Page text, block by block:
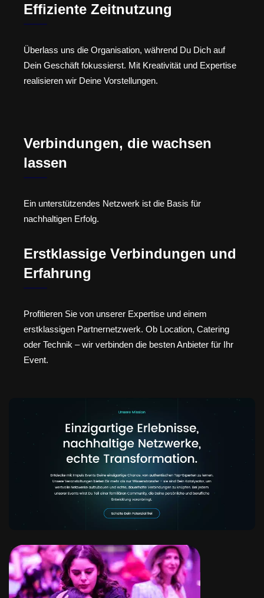
Effiziente Zeitnutzung
Überlass uns die Organisation, während Du Dich auf
Dein Geschäft fokussierst. Mit Kreativität und Expertise
realisieren wir Deine Vorstellungen.
Verbindungen, die wachsen
lassen
Ein unterstützendes Netzwerk ist die Basis für
nachhaltigen Erfolg.
Erstklassige Verbindungen und
Erfahrung
Profitieren Sie von unserer Expertise und einem
erstklassigen Partnernetzwerk. Ob Location, Catering
oder Technik – wir verbinden die besten Anbieter für Ihr
Event.